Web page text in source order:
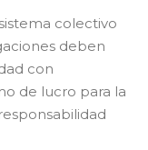
colectivo
deben
con
de lucro para la